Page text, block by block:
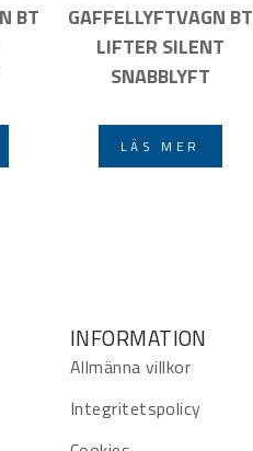
BT
GAFFELLYFTVAGN BT
LIFTER SILENT
SNABBLYFT
LÄS MER
INFORMATION
Allmänna villkor
Integritetspolicy